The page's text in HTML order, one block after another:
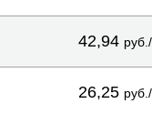
42,94
26,25